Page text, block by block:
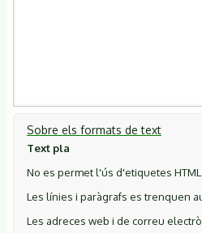
Sobre els formats de text
Text pla
No es permet l'ús d'etiquetes HTML.
Les línies i paràgrafs es trenquen
Les adreces web i de correu